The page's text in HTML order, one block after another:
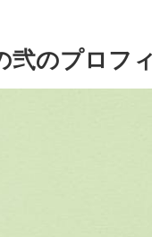
弐のプロフ